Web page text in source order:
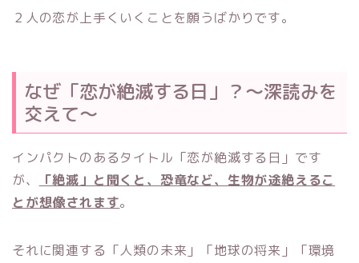
２人の恋が上手くいくことを願うばかりです。
なぜ「恋が絶滅する日」？～深読みを
交えて～
インパクトのあるタイトル「恋が絶滅する日」です
が、
「絶滅」と聞くと、恐竜など、生物が途絶えるこ
とが想像されます。
それに関連する「人類の未来」「地球の将来」「環境